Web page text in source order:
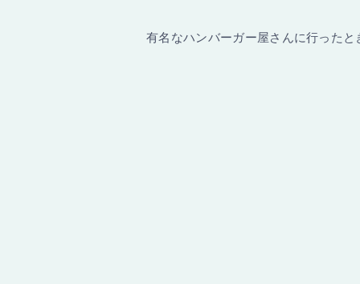
有名なハンバーガー屋さんに行ったと